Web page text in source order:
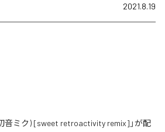
2021.8.19
音ミク) [sweet retroactivity remix]」が配